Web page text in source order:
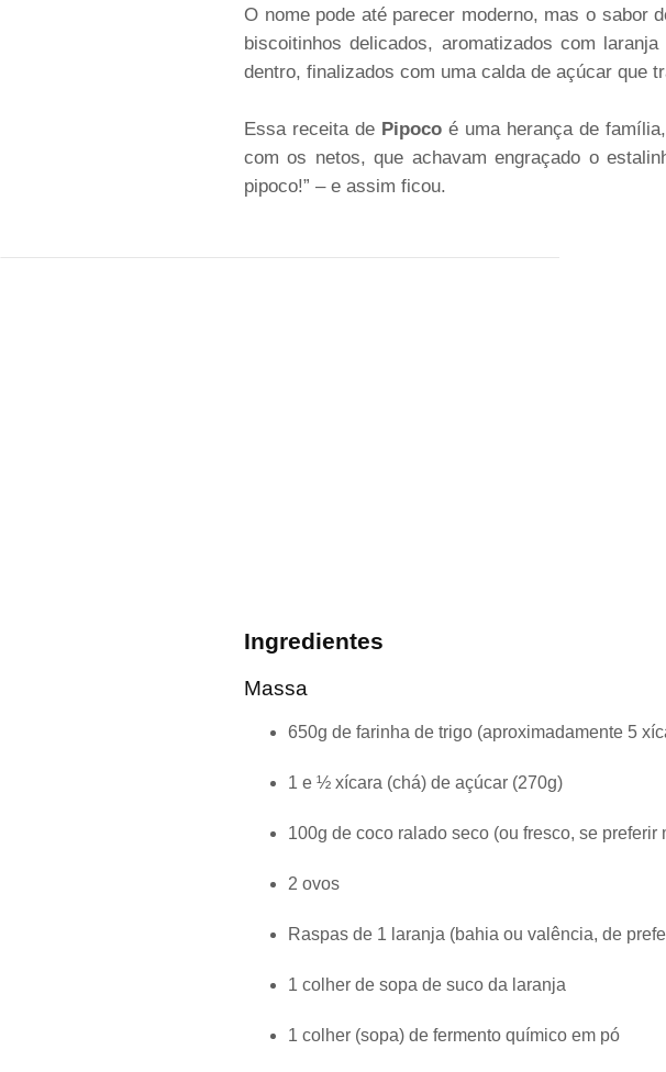
O nome pode até parecer moderno, mas o sabor
biscoitinhos delicados, aromatizados com
dentro, finalizados com uma calda de açúcar que
Essa receita de Pipoco é uma herança de
com os netos, que achavam engraçado o
pipoco!” – e assim ficou.
Ingredientes
Massa
650g de farinha de trigo (aproximadamente 5
1 e ½ xícara (chá) de açúcar (270g)
100g de coco ralado seco (ou fresco, se preferir
2 ovos
Raspas de 1 laranja (bahia ou valência, de
1 colher de sopa de suco da laranja
1 colher (sopa) de fermento químico em pó